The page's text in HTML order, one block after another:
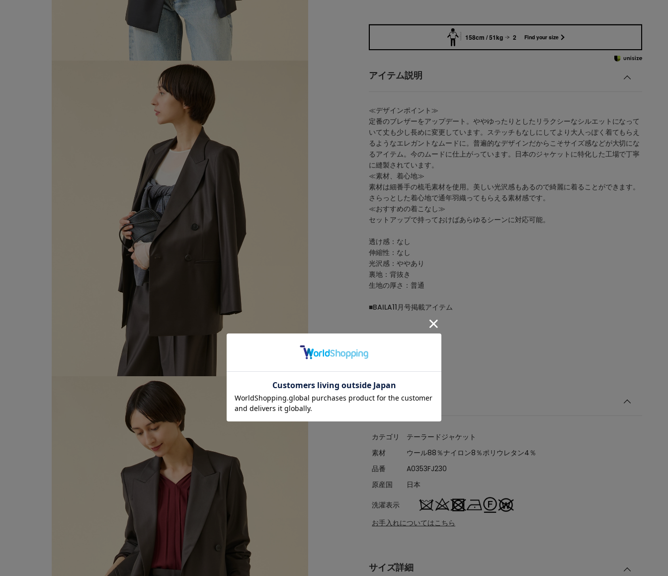
158cm / 51kg 2 Find your size
アイテム説明
≪デザインポイント≫
定番のブレザーをアップデート。ややゆったりとしたリラクシーなシルエットになって
いて丈も少し長めに変更しています。ステッチもなしにしてより大人っぽく着てもらえ
るようなエレガントなムードに。普遍的なデザインだからこそサイズ感などが大切にな
るアイテム。今のムードに仕上がっています。日本のジャケットに特化した工場で丁寧
に縫製されています。
≪素材、着心地≫
素材は細番手の梳毛素材を使用。美しい光沢感もあるので綺麗に着ることができます。
さらっとした着心地で通年羽織ってもらえる素材感です。
≪おすすめの着こなし≫
セットアップで持っておけばあらゆるシーンに対応可能。
透け感：なし
伸縮性：なし
光沢感：ややあり
裏地：背抜き
生地の厚さ：普通
■BAILA11月号掲載アイテム
アイテム詳細
カテゴリ
テーラードジャケット
素材
ウール88％ナイロン8％ポリウレタン4％
品番
A0353FJ230
原産国
日本
洗濯表示
お手入れについてはこちら
サイズ詳細